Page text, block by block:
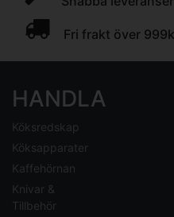
Fri frakt över
HANDLA
Köksredskap
Köksapparater
Kaffehörnan
Knivar &
Tillbehör